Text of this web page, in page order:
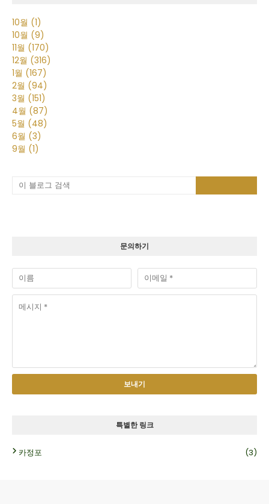
10월 (1)
10월 (9)
11월 (170)
12월 (316)
1월 (167)
2월 (94)
3월 (151)
4월 (87)
5월 (48)
6월 (3)
9월 (1)
문의하기
특별한 링크
카정포 (3)